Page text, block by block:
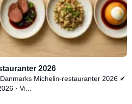
2026
Michelin-restauranter 2026 ✔
· Vi...